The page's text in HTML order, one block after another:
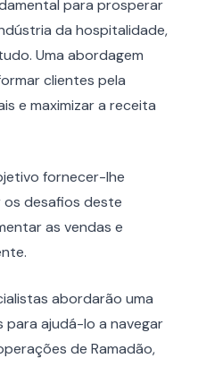
para prosperar
da hospitalidade,
Uma abordagem
clientes pela
e maximizar a receita
fornecer-lhe
desafios deste
as vendas e
abordarão uma
para ajudá-lo a navegar
de Ramadão,